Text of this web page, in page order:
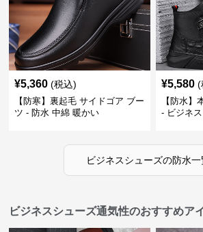
¥5,360 (税込)
【防寒】裏起毛 サイドゴア ブー
ツ - 防水 中綿 暖かい
¥5,580 (
【防水】
- ビジネ
ビジネスシューズの防水一
ビジネスシューズ通気性のおすすめア